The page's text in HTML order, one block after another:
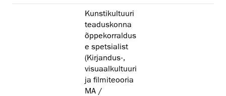
Kunstikultuuri
teaduskonna
õppekorraldus
e spetsialist
(Kirjandus-,
visuaalkultuuri
ja filmiteooria
MA /